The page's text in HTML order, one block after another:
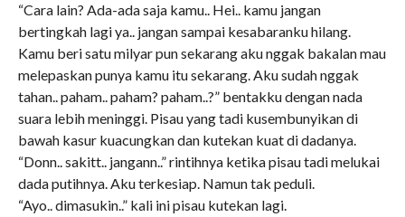
“Cara lain? Ada-ada saja kamu.. Hei.. kamu jangan
bertingkah lagi ya.. jangan sampai kesabaranku hilang.
Kamu beri satu milyar pun sekarang aku nggak bakalan mau
melepaskan punya kamu itu sekarang. Aku sudah nggak
tahan.. paham.. paham? paham..?” bentakku dengan nada
suara lebih meninggi. Pisau yang tadi kusembunyikan di
bawah kasur kuacungkan dan kutekan kuat di dadanya.
“Donn.. sakitt.. jangann..” rintihnya ketika pisau tadi melukai
dada putihnya. Aku terkesiap. Namun tak peduli.
“Ayo.. dimasukin..” kali ini pisau kutekan lagi.